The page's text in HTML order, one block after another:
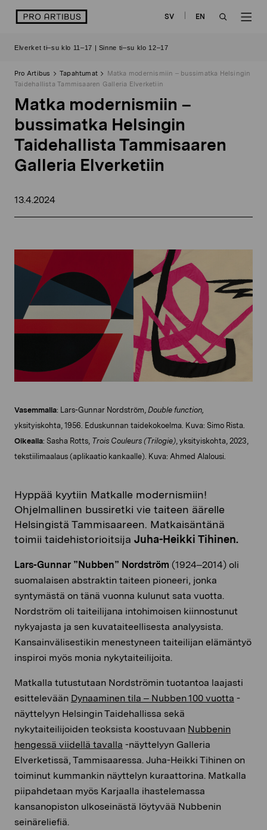
sisältöön
logo SV
EN
Elverket ti–su klo 11–17 | Sinne ti–su klo 12–17
Pro Artibus Tapahtumat
Matka modernismiin – bussimatka Helsingin
Taidehallista Tammisaaren Galleria Elverketiin
Matka modernismiin –
bussimatka Helsingin
Taidehallista Tammisaaren
Galleria Elverketiin
13.4.2024
Vasemmalla: Lars-Gunnar Nordström, Double function,
yksityiskohta, 1956. Eduskunnan taidekokoelma. Kuva: Simo Rista.
Oikealla: Sasha Rotts, Trois Couleurs (Trilogie) , yksityiskohta, 2023,
tekstiilimaalaus (aplikaatio kankaalle). Kuva: Ahmed Alalousi.
Hyppää kyytiin Matkalle modernismiin!
Ohjelmallinen bussiretki vie taiteen äärelle
Helsingistä Tammisaareen. Matkaisäntänä
toimii taidehistorioitsija Juha-Heikki Tihinen.
Lars-Gunnar ”Nubben” Nordström (1924–2014) oli
suomalaisen abstraktin taiteen pioneeri, jonka
syntymästä on tänä vuonna kulunut sata vuotta.
Nordström oli taiteilijana intohimoisen kiinnostunut
nykyajasta ja sen kuvataiteellisesta analyysista.
Kansainvälisestikin menestyneen taiteilijan elämäntyö
inspiroi myös monia nykytaiteilijoita.
Matkalla tutustutaan Nordströmin tuotantoa laajasti
esittelevään Dynaaminen tila – Nubben 100 vuotta -
näyttelyyn Helsingin Taidehallissa sekä
nykytaiteilijoiden teoksista koostuvaan Nubbenin
hengessä viidellä tavalla -näyttelyyn Galleria
Elverketissä, Tammisaaressa. Juha-Heikki Tihinen on
toiminut kummankin näyttelyn kuraattorina. Matkalla
piipahdetaan myös Karjaalla ihastelemassa
kansanopiston ulkoseinästä löytyvää Nubbenin
seinäreliefiä.